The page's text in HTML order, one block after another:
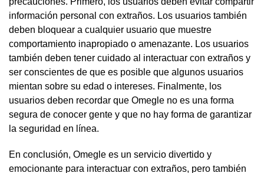
información personal con extraños. Los usuarios también
deben bloquear a cualquier usuario que muestre
comportamiento inapropiado o amenazante. Los usuarios
también deben tener cuidado al interactuar con extraños y
ser conscientes de que es posible que algunos usuarios
mientan sobre su edad o intereses. Finalmente, los
usuarios deben recordar que Omegle no es una forma
segura de conocer gente y que no hay forma de garantizar
la seguridad en línea.
En conclusión, Omegle es un servicio divertido y
emocionante para interactuar con extraños, pero también